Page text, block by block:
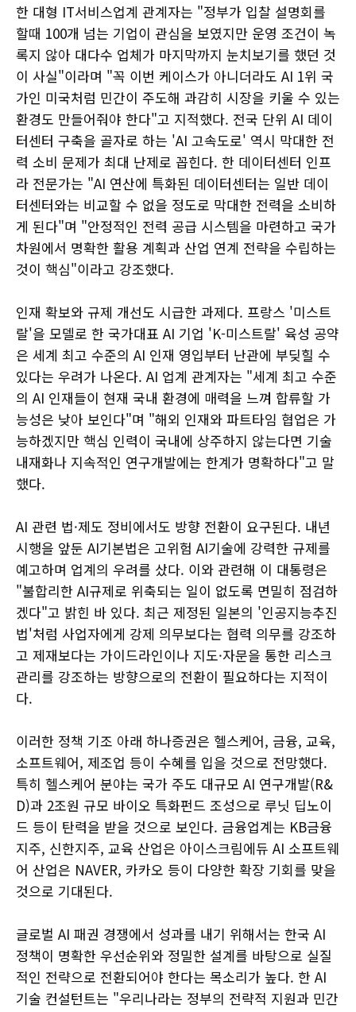
한 대형 IT서비스업계 관계자는 "정부가 입찰 설명회를
할때 100개 넘는 기업이 관심을 보였지만 운영 조건이 녹
록지 않아 대다수 업체가 마지막까지 눈치보기를 했던 것
이 사실"이라며 "꼭 이번 케이스가 아니더라도 AI 1위 국
가인 미국처럼 민간이 주도해 과감히 시장을 키울 수 있는
환경도 만들어줘야 한다"고 지적했다. 전국 단위 AI 데이
터센터 구축을 골자로 하는 'AI 고속도로' 역시 막대한 전
력 소비 문제가 최대 난제로 꼽힌다. 한 데이터센터 인프
라 전문가는 "AI 연산에 특화된 데이터센터는 일반 데이
터센터와는 비교할 수 없을 정도로 막대한 전력을 소비하
게 된다"며 "안정적인 전력 공급 시스템을 마련하고 국가
차원에서 명확한 활용 계획과 산업 연계 전략을 수립하는
것이 핵심"이라고 강조했다.
인재 확보와 규제 개선도 시급한 과제다. 프랑스 '미스트
랄'을 모델로 한 국가대표 AI 기업 'K-미스트랄' 육성 공약
은 세계 최고 수준의 AI 인재 영입부터 난관에 부딪힐 수
있다는 우려가 나온다. AI 업계 관계자는 "세계 최고 수준
의 AI 인재들이 현재 국내 환경에 매력을 느껴 합류할 가
능성은 낮아 보인다"며 "해외 인재와 파트타임 협업은 가
능하겠지만 핵심 인력이 국내에 상주하지 않는다면 기술
내재화나 지속적인 연구개발에는 한계가 명확하다"고 말
했다.
AI 관련 법·제도 정비에서도 방향 전환이 요구된다. 내년
시행을 앞둔 AI기본법은 고위험 AI기술에 강력한 규제를
예고하며 업계의 우려를 샀다. 이와 관련해 이 대통령은
"불합리한 AI규제로 위축되는 일이 없도록 면밀히 점검하
겠다"고 밝힌 바 있다. 최근 제정된 일본의 '인공지능추진
법'처럼 사업자에게 강제 의무보다는 협력 의무를 강조하
고 제재보다는 가이드라인이나 지도·자문을 통한 리스크
관리를 강조하는 방향으로의 전환이 필요하다는 지적이
다.
이러한 정책 기조 아래 하나증권은 헬스케어, 금융, 교육,
소프트웨어, 제조업 등이 수혜를 입을 것으로 전망했다.
특히 헬스케어 분야는 국가 주도 대규모 AI 연구개발(R&
D)과 2조원 규모 바이오 특화펀드 조성으로 루닛 딥노이
드 등이 탄력을 받을 것으로 보인다. 금융업계는 KB금융
지주, 신한지주, 교육 산업은 아이스크림에듀 AI 소프트웨
어 산업은 NAVER, 카카오 등이 다양한 확장 기회를 맞을
것으로 기대된다.
글로벌 AI 패권 경쟁에서 성과를 내기 위해서는 한국 AI
정책이 명확한 우선순위와 정밀한 설계를 바탕으로 실질
적인 전략으로 전환되어야 한다는 목소리가 높다. 한 AI
기술 컨설턴트는 "우리나라는 정부의 전략적 지원과 민간